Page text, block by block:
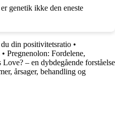
genetik ikke den eneste
du din positivitetsratio •
• Pregnenolon: Fordelene,
Love? – en dybdegående forståelse
årsager, behandling og